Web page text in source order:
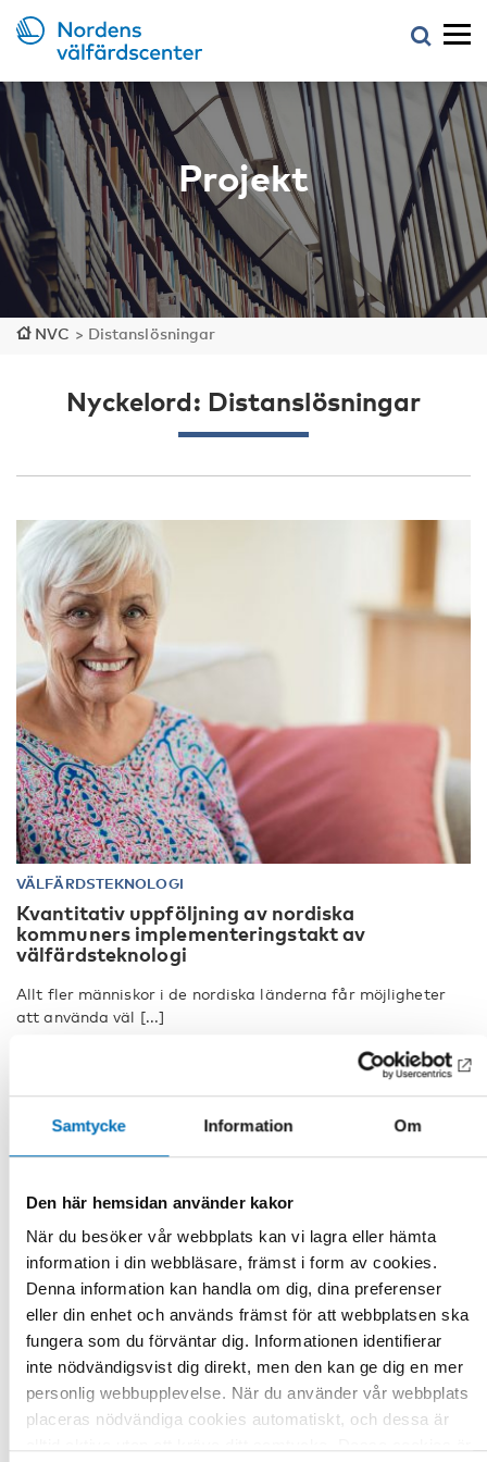
Samtycke Information Om
Den här hemsidan använder kakor
När du besöker vår webbplats kan vi lagra eller hämta
information i din webbläsare, främst i form av cookies.
Denna information kan handla om dig, dina preferenser
eller din enhet och används främst för att webbplatsen ska
fungera som du förväntar dig. Informationen identifierar
inte nödvändigsvist dig direkt, men den kan ge dig en mer
personlig webbupplevelse. När du använder vår webbplats
placeras nödvändiga cookies automatiskt, och dessa är
Projekt
NVC > Distanslösningar
Nyckelord: Distanslösningar
VÄLFÄRDSTEKNOLOGI
Kvantitativ uppföljning av nordiska
kommuners implementeringstakt av
välfärdsteknologi
Allt fler människor i de nordiska länderna får möjligheter
att använda väl [...]
Genomfört